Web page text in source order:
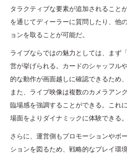
タラクティブな要素が追加されること
を通じてディーラーに質問したり、他
ョンを取ることが可能だ。
ライブならではの魅力としては、まず
営が挙げられる。カードのシャッフル
的な動作が画面越しに確認できるため
また、ライブ映像は複数のカメラアン
臨場感を強調することができる。これ
場面をよりダイナミックに体験できる。
さらに、運営側もプロモーションやボ
ションを図るため、戦略的なプレイ環